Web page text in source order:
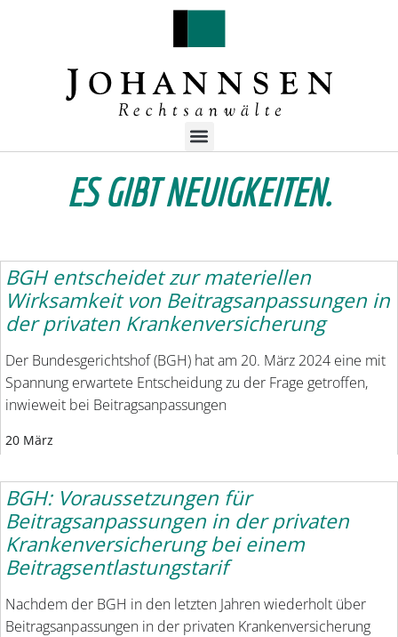
ES GIBT NEUIGKEITEN.
BGH entscheidet zur materiellen
Wirksamkeit von Beitragsanpassungen in
der privaten Krankenversicherung
Der Bundesgerichtshof (BGH) hat am 20. März 2024 eine mit
Spannung erwartete Entscheidung zu der Frage getroffen,
inwieweit bei Beitragsanpassungen
20 März
BGH: Voraussetzungen für
Beitragsanpassungen in der privaten
Krankenversicherung bei einem
Beitragsentlastungstarif
Nachdem der BGH in den letzten Jahren wiederholt über
Beitragsanpassungen in der privaten Krankenversicherung